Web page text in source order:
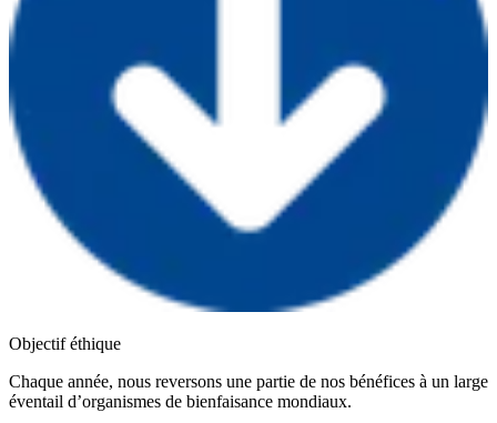
Objectif éthique
Chaque année, nous reversons une partie de nos bénéfices à un large
éventail d’organismes de bienfaisance mondiaux.